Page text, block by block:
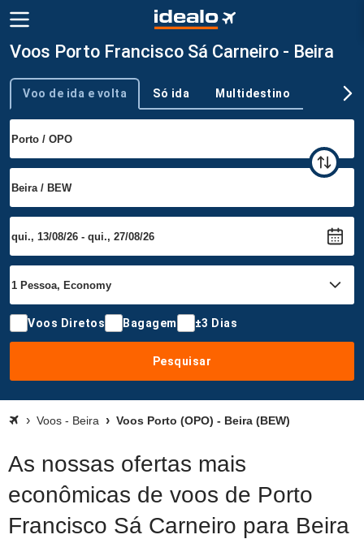
Voos Porto Francisco Sá Carneiro - Beira
Tipo de viagem
Voo de ida e volta Só ida Multidestino
Voos Diretos Bagagem ±3 Dias
Pesquisar
Voos - Beira Voos Porto (OPO) - Beira (BEW)
As nossas ofertas mais
econômicas de voos de Porto
Francisco Sá Carneiro para Beira